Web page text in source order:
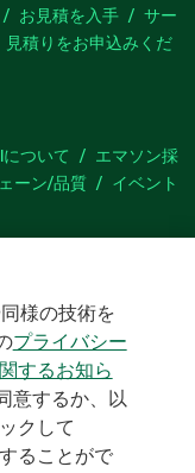
お見積を入手
サー
積りをお申込みくだ
について
エマソン採
ーン/品質 イベント
TwitterYouTube
様の技術を
プライバシー
するお知ら
意するか、以
クして
ることがで